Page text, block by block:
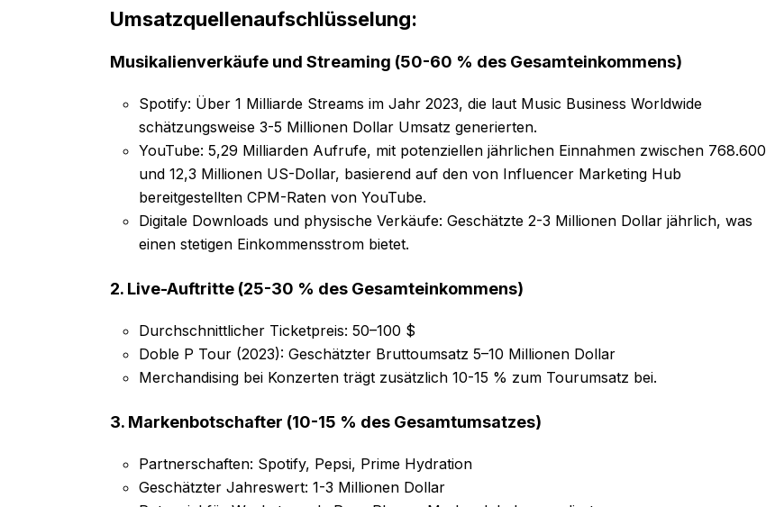
Umsatzquellenaufschlüsselung:
Musikalienverkäufe und Streaming (50-60 % des Gesamteinkommens)
Spotify: Über 1 Milliarde Streams im Jahr 2023, die laut Music Business Worldwide
schätzungsweise 3-5 Millionen Dollar Umsatz generierten.
YouTube: 5,29 Milliarden Aufrufe, mit potenziellen jährlichen Einnahmen zwischen 768.600
und 12,3 Millionen US-Dollar, basierend auf den von Influencer Marketing Hub
bereitgestellten CPM-Raten von YouTube.
Digitale Downloads und physische Verkäufe: Geschätzte 2-3 Millionen Dollar jährlich, was
einen stetigen Einkommensstrom bietet.
2. Live-Auftritte (25-30 % des Gesamteinkommens)
Durchschnittlicher Ticketpreis: 50–100 $
Doble P Tour (2023): Geschätzter Bruttoumsatz 5–10 Millionen Dollar
Merchandising bei Konzerten trägt zusätzlich 10-15 % zum Tourumsatz bei.
3. Markenbotschafter (10-15 % des Gesamtumsatzes)
Partnerschaften: Spotify, Pepsi, Prime Hydration
Geschätzter Jahreswert: 1-3 Millionen Dollar